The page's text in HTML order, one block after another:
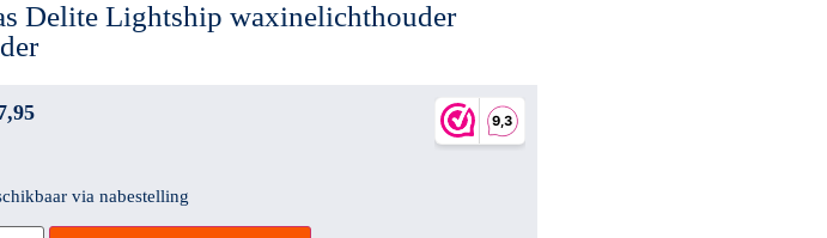
Delite Lightship waxinelichthouder
via nabestelling